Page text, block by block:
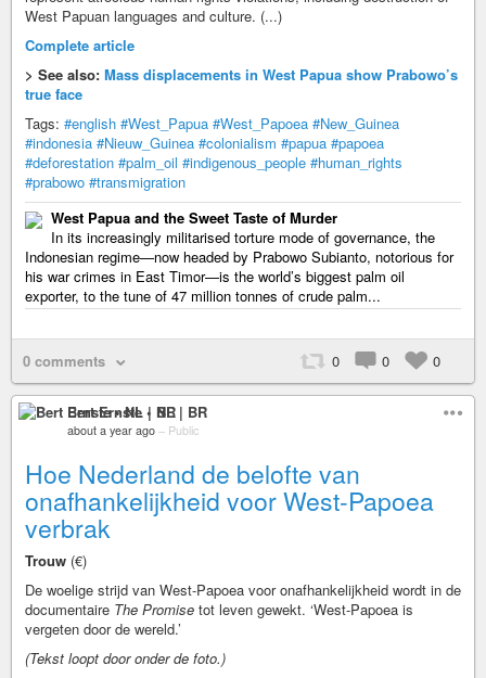
West Papuan languages and culture. (...)
Complete article
> See also: Mass displacements in West Papua show Prabowo’s
true face
Tags: #english #West_Papua #West_Papoea #New_Guinea
#indonesia #Nieuw_Guinea #colonialism #papua #papoea
#deforestation #palm_oil #indigenous_people #human_rights
#prabowo #transmigration
West Papua and the Sweet Taste of Murder
In its increasingly militarised torture mode of governance, the
Indonesian regime—now headed by Prabowo Subianto, notorious for
his war crimes in East Timor—is the world’s biggest palm oil
exporter, to the tune of 47 million tonnes of crude palm...
0 comments 0 0 0
Bert Ernste • NL | BR
about a year ago – Public
Hoe Nederland de belofte van
onafhankelijkheid voor West-Papoea
verbrak
Trouw (€)
De woelige strijd van West-Papoea voor onafhankelijkheid wordt in de
documentaire The Promise tot leven gewekt. ‘West-Papoea is
vergeten door de wereld.’
(Tekst loopt door onder de foto.)